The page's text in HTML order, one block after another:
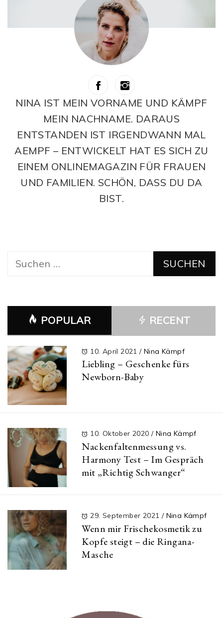
NINA IST MEIN VORNAME UND KÄMPF
MEIN NACHNAME. DARAUS
ENTSTANDEN IST IRGENDWANN MAL
AEMPF – ENTWICKELT HAT ES SICH ZU
EINEM ONLINEMAGAZIN FÜR FRAUEN
UND FAMILIEN. SCHÖN, DASS DU DA
BIST.
Suchen
POPULAR RECENT
10. April 2021/ Nina Kämpf
Liebling – Geschenke fürs
Newborn-Baby
10. Oktober 2020 / Nina Kämpf
Nackenfaltenmessung vs.
Harmony Test – Im Gespräch
mit „Richtig Schwanger“
29. September 2021 / Nina Kämpf
Wenn mir Frischekosmetik zu
Kopfe steigt – die Ringana-
Masche